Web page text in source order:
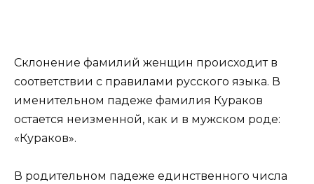
Склонение фамилий женщин происходит в
соответствии с правилами русского языка. В
именительном падеже фамилия Кураков
остается неизменной, как и в мужском роде:
«Кураков».
В родительном падеже единственного числа